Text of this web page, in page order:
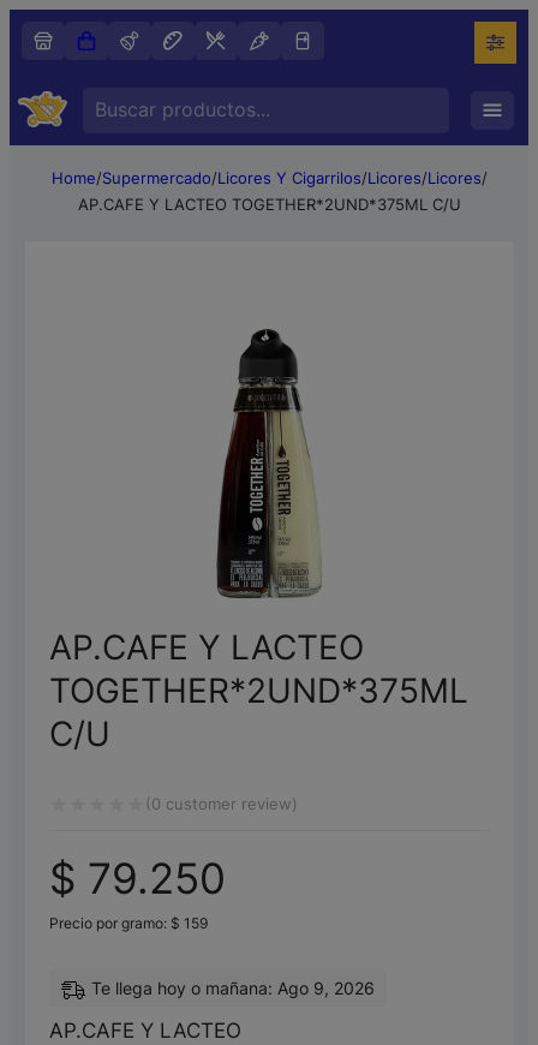
Search
…
Home/Supermercado/Licores Y Cigarrilos/Licores/Licores/
AP.CAFE Y LACTEO TOGETHER*2UND*375ML C/U
AP.CAFE Y LACTEO
TOGETHER*2UND*375ML
C/U
con
(0 customer review)
$ 79.250
Precio por gramo: $ 159
Te llega hoy o mañana: Ago 9, 2026
AP.CAFE Y LACTEO